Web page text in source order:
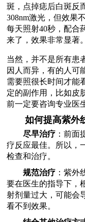
斑，点掉痣后白斑反
308nm激光，但效果
每天照射40秒，配合
来了，效果非常显著。
当然，并不是所有患
因人而异，有的人可
需要照很长时间才能
定的副作用，比如皮
前一定要咨询专业医
如何提高紫外
尽早治疗 ：前面
疗反应最佳。所以，
检查和治疗。
规范治疗 ：紫外
要在医生的指导下，
射剂量过大，可能会
看不到效果。